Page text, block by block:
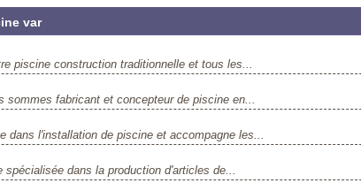
var
piscine construction traditionnelle et tous les...
fabricant et concepteur de piscine en...
dans l'installation de piscine et accompagne les...
dans la production d'articles de...